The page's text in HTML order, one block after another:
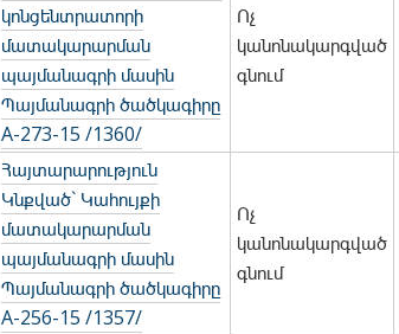
կոնցենտրատորի
մատակարարման
պայմանագրի մասին
Պայմանագրի ծածկագիրը
A-273-15 /1360/
Ոչ
կանոնակարգված
գնում
Հայտարարություն
Կնքված` Կահույքի
մատակարարման
պայմանագրի մասին
Պայմանագրի ծածկագիրը
A-256-15 /1357/
Ոչ
կանոնակարգված
գնում